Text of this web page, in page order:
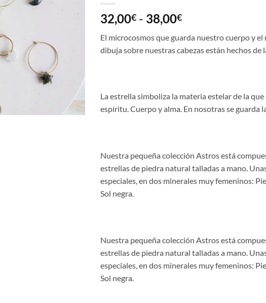
32,00€ - 38,00€Rango
precios:
desde
38,00€
El microcosmos que guarda nuestro cuerpo y el
dibuja sobre nuestras cabezas están hechos de
La estrella simboliza la materia estelar de la que
espíritu. Cuerpo y alma. En nosotras se guarda
Nuestra pequeña colección Astros está
estrellas de piedra natural talladas a mano.
especiales, en dos minerales muy femeninos:
Sol negra.
Nuestra pequeña colección Astros está
estrellas de piedra natural talladas a mano.
especiales, en dos minerales muy femeninos:
Sol negra.